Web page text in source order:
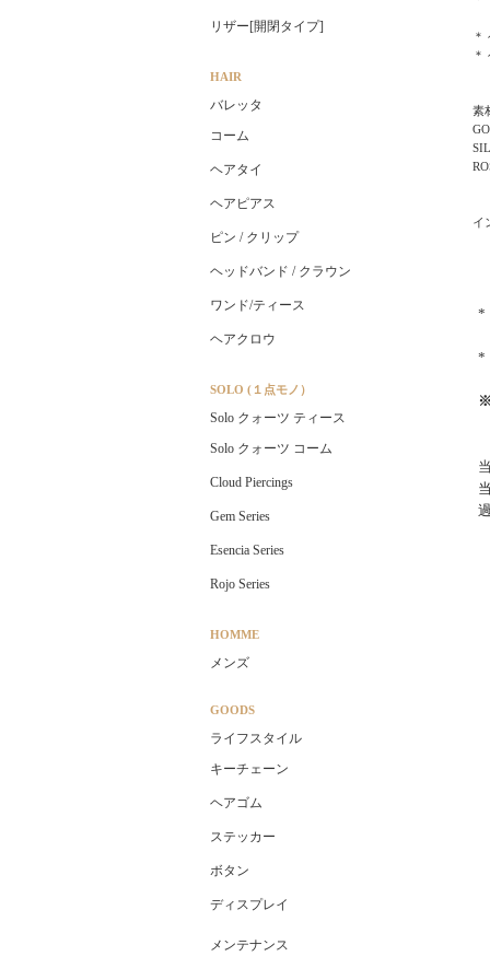
＊
＊
素
イ
*
*
リザー[開閉タイプ]
HAIR
バレッタ
コーム
ヘアタイ
ヘアピアス
ピン / クリップ
ヘッドバンド / クラウン
ワンド/ティース
ヘアクロウ
SOLO (１点モノ）
Solo クォーツ ティース
Solo クォーツ コーム
Cloud Piercings
Gem Series
Esencia Series
Rojo Series
HOMME
メンズ
GOODS
ライフスタイル
キーチェーン
ヘアゴム
ステッカー
ボタン
ディスプレイ
メンテナンス